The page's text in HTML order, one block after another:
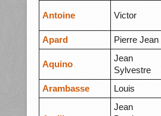
Antoine Victor
Apard
Pierre Jean
Aquino
Jean
Sylvestre
Arambasse Louis
Jean